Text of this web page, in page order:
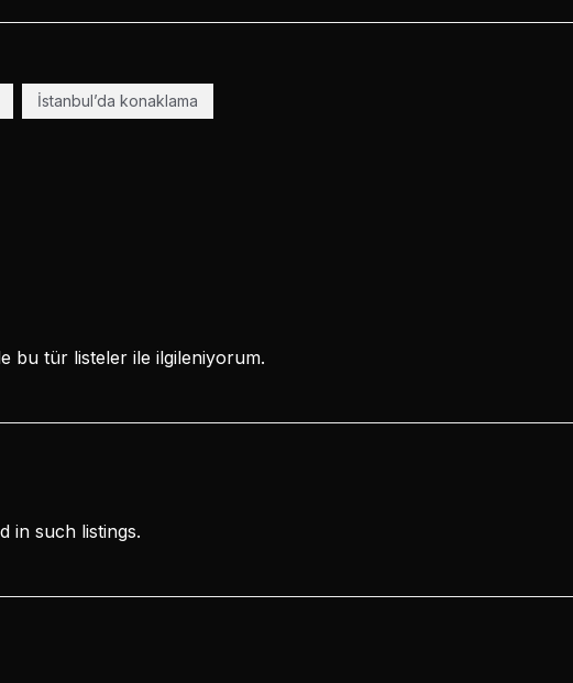
İstanbul’da konaklama
bu tür listeler ile ilgileniyorum.
in such listings.